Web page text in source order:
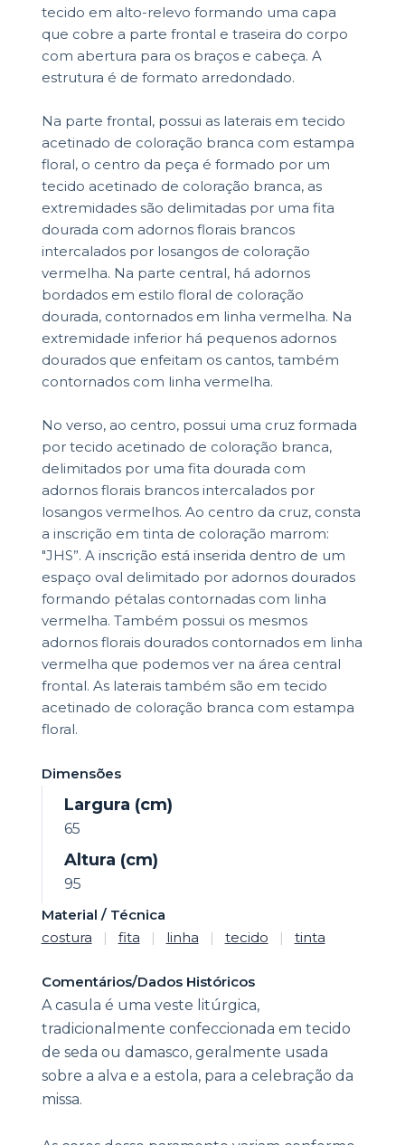
tecido em alto-relevo formando uma capa
que cobre a parte frontal e traseira do corpo
com abertura para os braços e cabeça. A
estrutura é de formato arredondado.
Na parte frontal, possui as laterais em tecido
acetinado de coloração branca com estampa
floral, o centro da peça é formado por um
tecido acetinado de coloração branca, as
extremidades são delimitadas por uma fita
dourada com adornos florais brancos
intercalados por losangos de coloração
vermelha. Na parte central, há adornos
bordados em estilo floral de coloração
dourada, contornados em linha vermelha. Na
extremidade inferior há pequenos adornos
dourados que enfeitam os cantos, também
contornados com linha vermelha.
No verso, ao centro, possui uma cruz formada
por tecido acetinado de coloração branca,
delimitados por uma fita dourada com
adornos florais brancos intercalados por
losangos vermelhos. Ao centro da cruz, consta
a inscrição em tinta de coloração marrom:
"JHS”. A inscrição está inserida dentro de um
espaço oval delimitado por adornos dourados
formando pétalas contornadas com linha
vermelha. Também possui os mesmos
adornos florais dourados contornados em linha
vermelha que podemos ver na área central
frontal. As laterais também são em tecido
acetinado de coloração branca com estampa
floral.
Dimensões
Largura (cm)
65
Altura (cm)
95
Material / Técnica
costura
| fita | linha | tecido | tinta
Comentários/Dados Históricos
A casula é uma veste litúrgica,
tradicionalmente confeccionada em tecido
de seda ou damasco, geralmente usada
sobre a alva e a estola, para a celebração da
missa.